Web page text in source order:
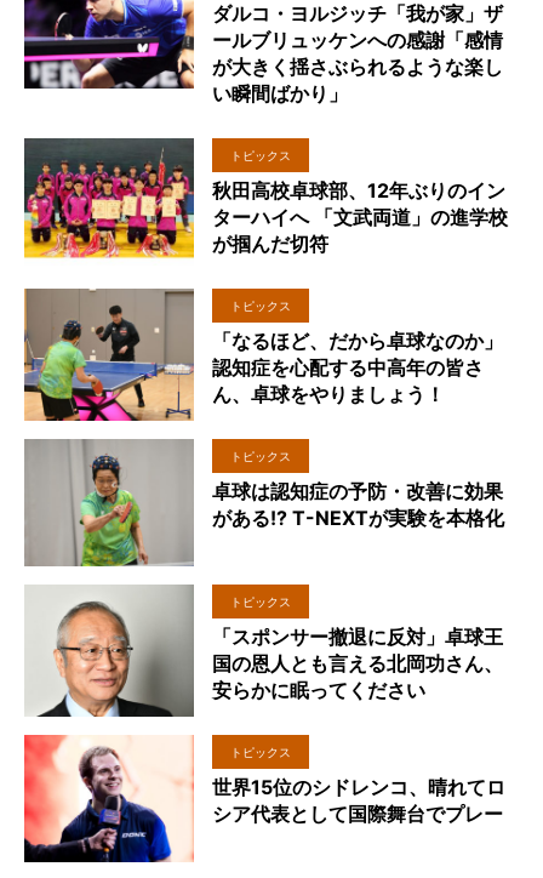
ダルコ・ヨルジッチ「我が家」ザ
ールブリュッケンへの感謝「感情
が大きく揺さぶられるような楽し
い瞬間ばかり」
トピックス
秋田高校卓球部、12年ぶりのイン
ターハイへ 「文武両道」の進学校
が掴んだ切符
トピックス
「なるほど、だから卓球なのか」
認知症を心配する中高年の皆さ
ん、卓球をやりましょう！
トピックス
卓球は認知症の予防・改善に効果
がある!? T-NEXTが実験を本格化
トピックス
「スポンサー撤退に反対」卓球王
国の恩人とも言える北岡功さん、
安らかに眠ってください
トピックス
世界15位のシドレンコ、晴れてロ
シア代表として国際舞台でプレー